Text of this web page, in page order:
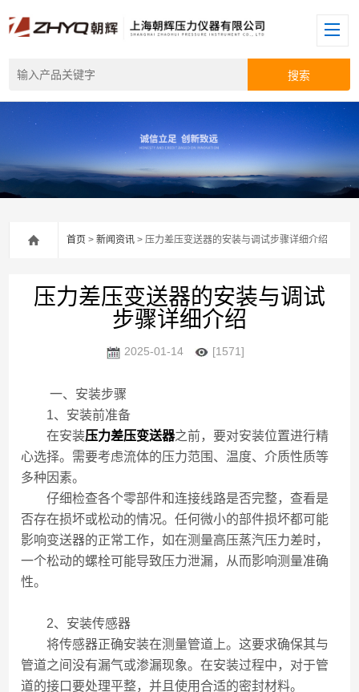
首页 >新闻资讯 > 压力差压变送器的安装与调试步骤详细介绍
压力差压变送器的安装与调试
步骤详细介绍
2025-01-14 [1571]
一、安装步骤
1、安装前准备
在安装压力差压变送器之前，要对安装位置进行精
心选择。需要考虑流体的压力范围、温度、介质性质等
多种因素。
仔细检查各个零部件和连接线路是否完整，查看是
否存在损坏或松动的情况。任何微小的部件损坏都可能
影响变送器的正常工作，如在测量高压蒸汽压力差时，
一个松动的螺栓可能导致压力泄漏，从而影响测量准确
性。
2、安装传感器
将传感器正确安装在测量管道上。这要求确保其与
管道之间没有漏气或渗漏现象。在安装过程中，对于管
道的接口要处理平整，并且使用合适的密封材料。